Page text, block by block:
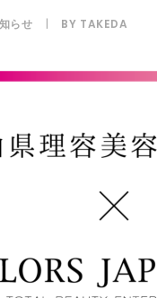
らせ | BY TAKEDA